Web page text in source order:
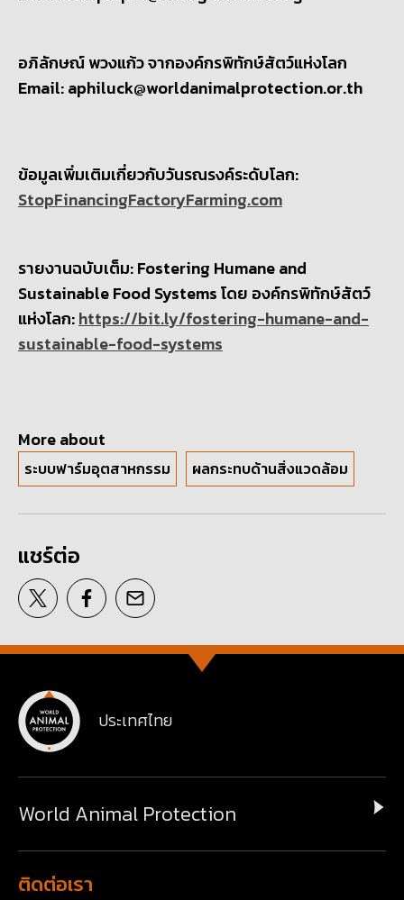
อภิลักษณ์ พวงแก้ว จากองค์กรพิทักษ์สัตว์แห่งโลก
Email: aphiluck@worldanimalprotection.or.th
ข้อมูลเพิ่มเติมเกี่ยวกับวันรณรงค์ระดับโลก:
StopFinancingFactoryFarming.com
รายงานฉบับเต็ม: Fostering Humane and
Sustainable Food Systems โดย องค์กรพิทักษ์สัตว์
แห่งโลก:https://bit.ly/fostering-humane-and-
sustainable-food-systems
More about
ระบบฟาร์มอุตสาหกรรม ผลกระทบด้านสิ่งแวดล้อม
แชร์ต่อ
ประเทศไทย
World Animal Protection
ติดต่อเรา